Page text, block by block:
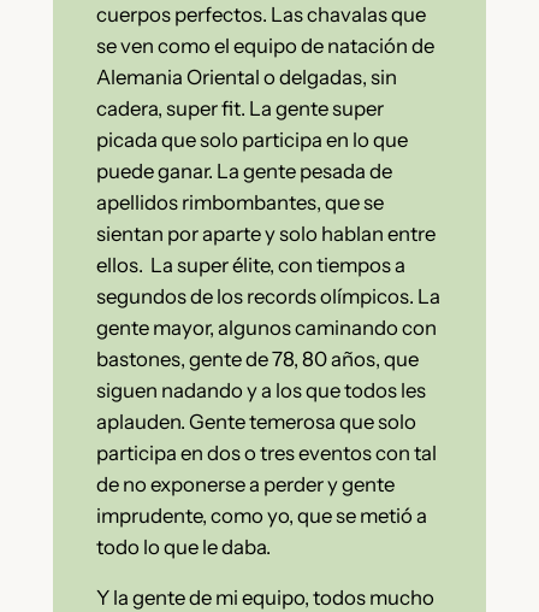
cuerpos perfectos. Las chavalas que
se ven como el equipo de natación de
Alemania Oriental o delgadas, sin
cadera, super fit. La gente super
picada que solo participa en lo que
puede ganar. La gente pesada de
apellidos rimbombantes, que se
sientan por aparte y solo hablan entre
ellos. La super élite, con tiempos a
segundos de los records olímpicos. La
gente mayor, algunos caminando con
bastones, gente de 78, 80 años, que
siguen nadando y a los que todos les
aplauden. Gente temerosa que solo
participa en dos o tres eventos con tal
de no exponerse a perder y gente
imprudente, como yo, que se metió a
todo lo que le daba.
Y la gente de mi equipo, todos mucho